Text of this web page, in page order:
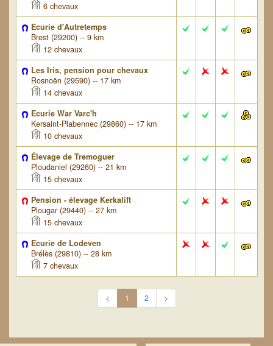
6 chevaux
Ecurie d'Autretemps
Brest (29200) -- 9 km
12 chevaux
Les Iris, pension pour chevaux
Rosnoën (29590) -- 17 km
14 chevaux
Ecurie War Varc'h
Kersaint-Plabennec (29860) -- 17 km
10 chevaux
Élevage de Tremoguer
Ploudaniel (29260) -- 21 km
15 chevaux
Pension - élevage Kerkalift
Plougar (29440) -- 27 km
15 chevaux
Ecurie de Lodeven
Brélès (29810) -- 28 km
7 chevaux
< 1 2 >